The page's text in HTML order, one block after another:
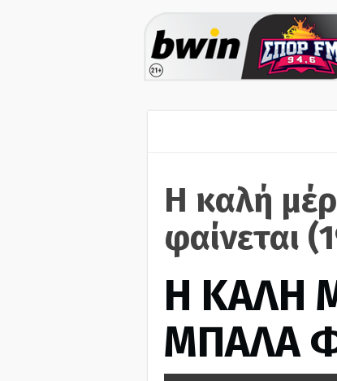
Η καλή
φαίνεται
H ΚΑΛΗ
ΜΠΑΛΑ